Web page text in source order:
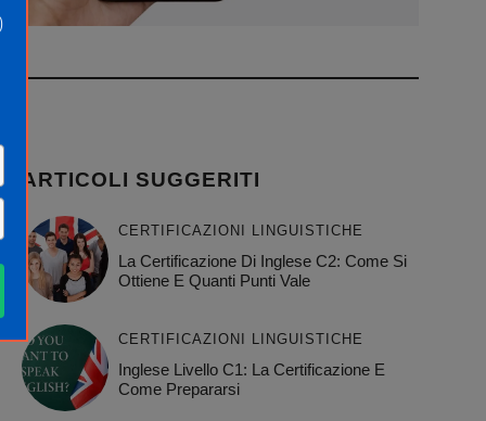
ARTICOLI SUGGERITI
CERTIFICAZIONI LINGUISTICHE
La Certificazione Di Inglese C2: Come Si
Ottiene E Quanti Punti Vale
CERTIFICAZIONI LINGUISTICHE
Inglese Livello C1: La Certificazione E
Come Prepararsi